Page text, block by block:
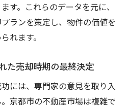
す。これらのデータを元に、
ランを策定し、物件の価値を
れます。
た売却時期の最終決定
には、専門家の意見を取り入
京都市の不動産市場は複雑で